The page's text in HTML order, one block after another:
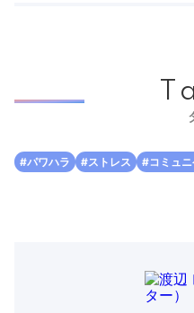
#パワハラ #ストレス #コミュ